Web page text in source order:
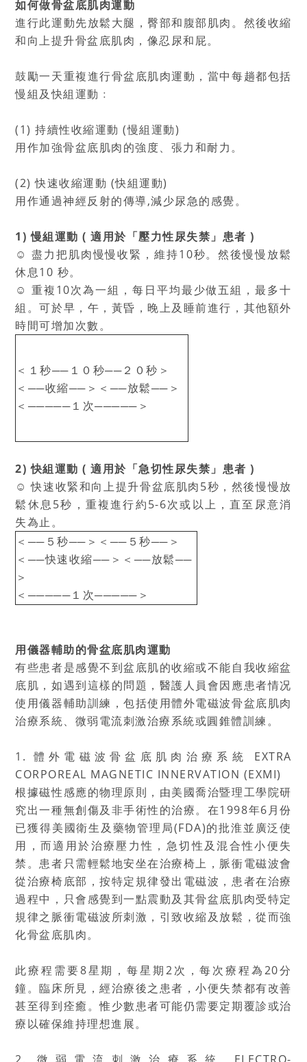
如何做骨盆底肌肉運動
進行此運動先放鬆大腿，臀部和腹部肌肉。然後收縮
和向上提升骨盆底肌肉，像忍尿和屁。
鼓勵一天重複進行骨盆底肌肉運動，當中每趟都包括
慢組及快組運動﹕
(1) 持續性收縮運動 (慢組運動)
用作加強骨盆底肌肉的強度、張力和耐力。
(2) 快速收縮運動 (快組運動)
用作通過神經反射的傳導,減少尿急的感覺。
1) 慢組運動 ( 適用於「壓力性尿失禁」患者 )
☺ 盡力把肌肉慢慢收緊，維持10秒。然後慢慢放鬆
休息10 秒。
☺ 重複10次為一組，每日平均最少做五組，最多十
組。可於早，午，黃昏，晚上及睡前進行，其他額外
時間可增加次數。
＜１秒──１０秒──２０秒＞
＜──收縮──＞＜──放鬆──＞
＜─────１次─────＞
2) 快組運動 ( 適用於「急切性尿失禁」患者 )
☺ 快速收緊和向上提升骨盆底肌肉5秒，然後慢慢放
鬆休息5秒，重複進行約5-6次或以上，直至尿意消
失為止。
＜──５秒──＞＜──５秒──＞
＜──快速收縮──＞＜──放鬆──
＞
＜─────１次─────＞
用儀器輔助的骨盆底肌肉運動
有些患者是感覺不到盆底肌的收縮或不能自我收縮盆
底肌，如遇到這樣的問題，醫護人員會因應患者情况
使用儀器輔助訓練，包括使用體外電磁波骨盆底肌肉
治療系統、微弱電流刺激治療系統或圓錐體訓練。
1. 體外電磁波骨盆底肌肉治療系統 EXTRA
CORPOREAL MAGNETIC INNERVATION (EXMI)
根據磁性感應的物理原則，由美國喬治暨理工學院研
究出一種無創傷及非手術性的治療。在1998年6月份
已獲得美國衛生及藥物管理局(FDA)的批淮並廣泛使
用，而適用於治療壓力性，急切性及混合性小便失
禁。患者只需輕鬆地安坐在治療椅上，脈衝電磁波會
從治療椅底部，按特定規律發出電磁波，患者在治療
過程中，只會感覺到一點震動及其骨盆底肌肉受特定
規律之脈衝電磁波所刺激，引致收縮及放鬆，從而強
化骨盆底肌肉。
此療程需要8星期，每星期2次，每次療程為20分
鐘。臨床所見，經治療後之患者，小便失禁都有改善
甚至得到痊癒。惟少數患者可能仍需要定期覆診或治
療以確保維持理想進展。